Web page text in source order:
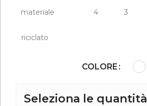
COLORE
Seleziona le quantità